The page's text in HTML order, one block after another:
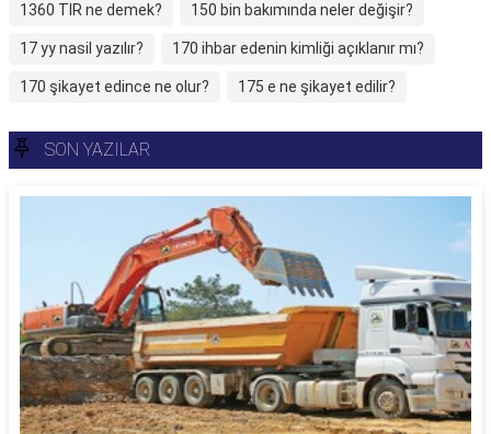
1360 TIR ne demek? 150 bin bakımında neler değişir?
17 yy nasil yazılır? 170 ihbar edenin kimliği açıklanır mı?
170 şikayet edince ne olur? 175 e ne şikayet edilir?
SON YAZILAR